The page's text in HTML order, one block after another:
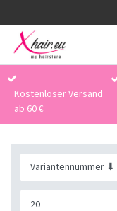
Kostenloser Versand
ab 60 €